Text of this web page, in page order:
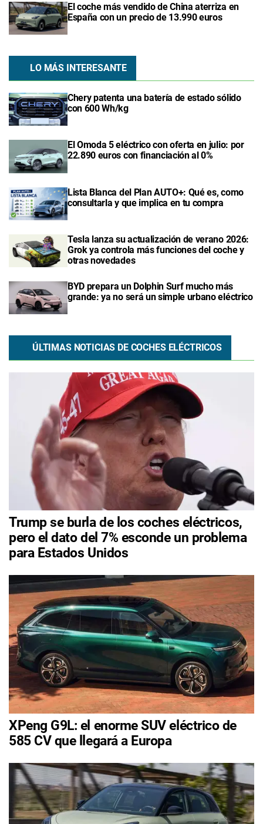
El coche más vendido de China aterriza en
España con un precio de 13.990 euros
LO MÁS INTERESANTE
Chery patenta una batería de estado sólido
con 600 Wh/kg
El Omoda 5 eléctrico con oferta en julio: por
22.890 euros con financiación al 0%
Lista Blanca del Plan AUTO+: Qué es, como
consultarla y que implica en tu compra
Tesla lanza su actualización de verano 2026:
Grok ya controla más funciones del coche y
otras novedades
BYD prepara un Dolphin Surf mucho más
grande: ya no será un simple urbano eléctrico
ÚLTIMAS NOTICIAS DE COCHES ELÉCTRICOS
Trump se burla de los coches eléctricos,
pero el dato del 7% esconde un problema
para Estados Unidos
XPeng G9L: el enorme SUV eléctrico de
585 CV que llegará a Europa